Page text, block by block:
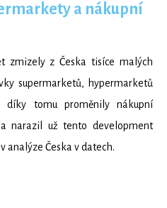
a nákupní
zmizely z Česka tisíce malých
supermarketů, hypermarketů
díky tomu proměnily nákupní
narazil už tento development
analýze Česka v datech.